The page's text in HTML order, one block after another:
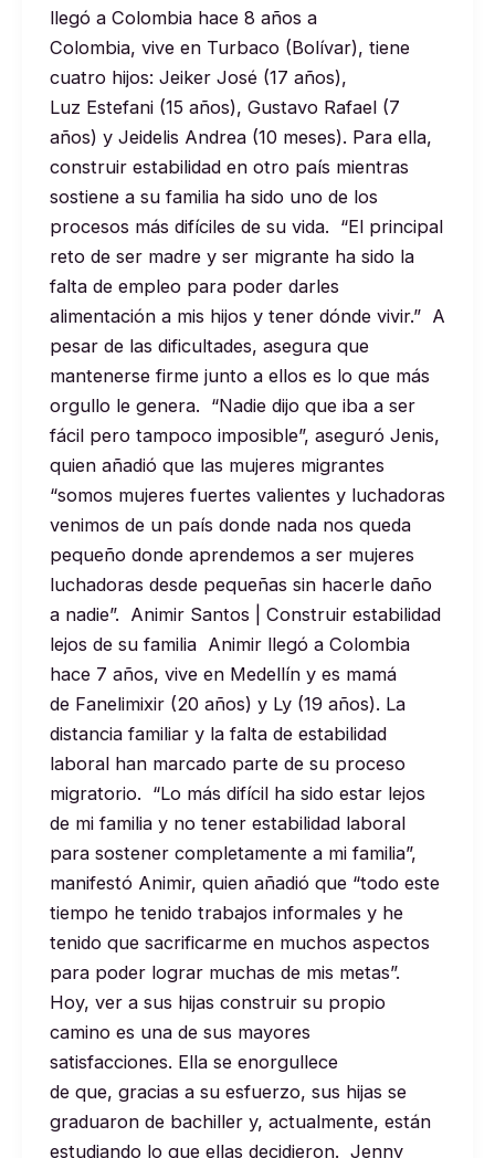
llegó a Colombia hace 8 años a
Colombia, vive en Turbaco (Bolívar), tiene
cuatro hijos: Jeiker José (17 años),
Luz Estefani (15 años), Gustavo Rafael (7
años) y Jeidelis Andrea (10 meses). Para ella,
construir estabilidad en otro país mientras
sostiene a su familia ha sido uno de los
procesos más difíciles de su vida. “El principal
reto de ser madre y ser migrante ha sido la
falta de empleo para poder darles
alimentación a mis hijos y tener dónde vivir.” A
pesar de las dificultades, asegura que
mantenerse firme junto a ellos es lo que más
orgullo le genera. “Nadie dijo que iba a ser
fácil pero tampoco imposible”, aseguró Jenis,
quien añadió que las mujeres migrantes
“somos mujeres fuertes valientes y luchadoras
venimos de un país donde nada nos queda
pequeño donde aprendemos a ser mujeres
luchadoras desde pequeñas sin hacerle daño
a nadie”. Animir Santos | Construir estabilidad
lejos de su familia Animir llegó a Colombia
hace 7 años, vive en Medellín y es mamá
de Fanelimixir (20 años) y Ly (19 años). La
distancia familiar y la falta de estabilidad
laboral han marcado parte de su proceso
migratorio. “Lo más difícil ha sido estar lejos
de mi familia y no tener estabilidad laboral
para sostener completamente a mi familia”,
manifestó Animir, quien añadió que “todo este
tiempo he tenido trabajos informales y he
tenido que sacrificarme en muchos aspectos
para poder lograr muchas de mis metas”.
Hoy, ver a sus hijas construir su propio
camino es una de sus mayores
satisfacciones. Ella se enorgullece
de que, gracias a su esfuerzo, sus hijas se
graduaron de bachiller y, actualmente, están
estudiando lo que ellas decidieron. Jenny